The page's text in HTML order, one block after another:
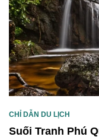
CHỈ DẪN DU LỊCH
Suối Tranh Phú